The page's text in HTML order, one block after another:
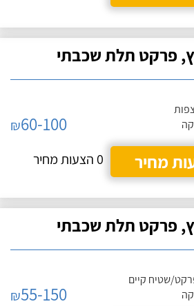
פרקט תלת שכבתי
₪60-100
מחיר
0 הצעות מחיר
פרקט תלת שכבתי
שטיח קיים
₪55-150